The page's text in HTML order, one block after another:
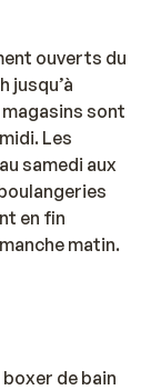
ouverts du
jusqu’à
magasins sont
Les
samedi aux
en fin
matin.
de bain